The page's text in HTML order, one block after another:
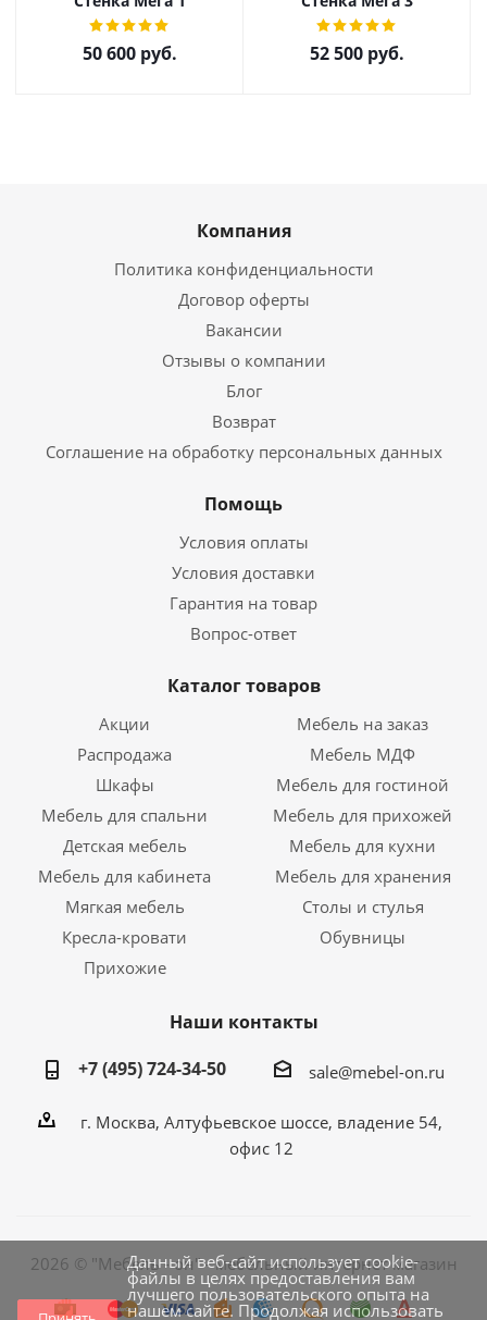
50 600 руб. 52 500 руб.
Компания
Политика конфиденциальности
Договор оферты
Вакансии
Отзывы о компании
Блог
Возврат
Соглашение на обработку персональных данных
Помощь
Условия оплаты
Условия доставки
Гарантия на товар
Вопрос-ответ
Каталог товаров
Акции
Мебель на заказ
Распродажа
Мебель МДФ
Шкафы
Мебель для гостиной
Мебель для спальни
Мебель для прихожей
Детская мебель
Мебель для кухни
Мебель для кабинета
Мебель для хранения
Мягкая мебель
Столы и стулья
Кресла-кровати
Обувницы
Прихожие
Наши контакты
+7 (495) 724-34-50
sale@mebel-on.ru
г. Москва, Алтуфьевское шоссе, владение 54,
офис 12
2026 © "Мебель - он" - мебельный интернет магазин
Данный веб-сайт использует cookie-
файлы в целях предоставления вам
лучшего пользовательского опыта на
нашем сайте. Продолжая использовать